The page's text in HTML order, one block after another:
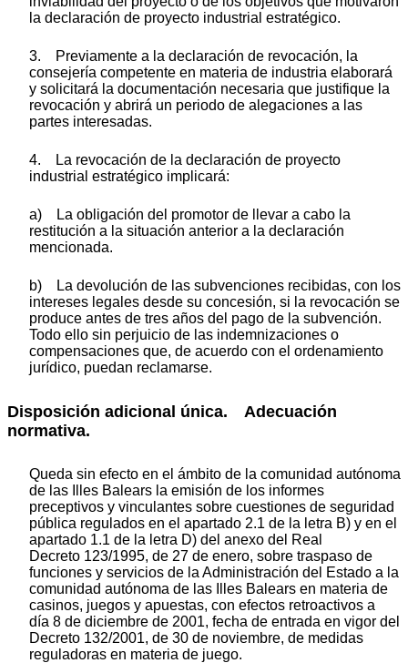
la declaración de proyecto industrial estratégico.
3. Previamente a la declaración de revocación, la
consejería competente en materia de industria elaborará
y solicitará la documentación necesaria que justifique la
revocación y abrirá un periodo de alegaciones a las
partes interesadas.
4. La revocación de la declaración de proyecto
industrial estratégico implicará:
a) La obligación del promotor de llevar a cabo la
restitución a la situación anterior a la declaración
mencionada.
b) La devolución de las subvenciones recibidas, con los
intereses legales desde su concesión, si la revocación se
produce antes de tres años del pago de la subvención.
Todo ello sin perjuicio de las indemnizaciones o
compensaciones que, de acuerdo con el ordenamiento
jurídico, puedan reclamarse.
Disposición adicional única. Adecuación
normativa.
Queda sin efecto en el ámbito de la comunidad autónoma
de las Illes Balears la emisión de los informes
preceptivos y vinculantes sobre cuestiones de seguridad
pública regulados en el apartado 2.1 de la letra B) y en el
apartado 1.1 de la letra D) del anexo del Real
Decreto 123/1995, de 27 de enero, sobre traspaso de
funciones y servicios de la Administración del Estado a la
comunidad autónoma de las Illes Balears en materia de
casinos, juegos y apuestas, con efectos retroactivos a
día 8 de diciembre de 2001, fecha de entrada en vigor del
Decreto 132/2001, de 30 de noviembre, de medidas
reguladoras en materia de juego.